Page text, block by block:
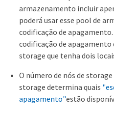
armazenamento incluir
poderá usar esse pool de
codificação de apagamento.
codificação de apagamento
storage que tenha dois
O número de nós de
storage determina quais
apagamento"estão